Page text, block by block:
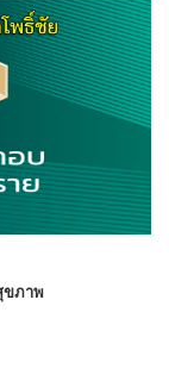
ขภาพ